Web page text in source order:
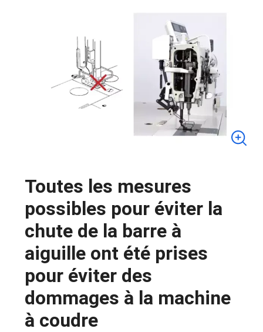
Toutes les mesures
possibles pour éviter la
chute de la barre à
aiguille ont été prises
pour éviter des
dommages à la machine
à coudre